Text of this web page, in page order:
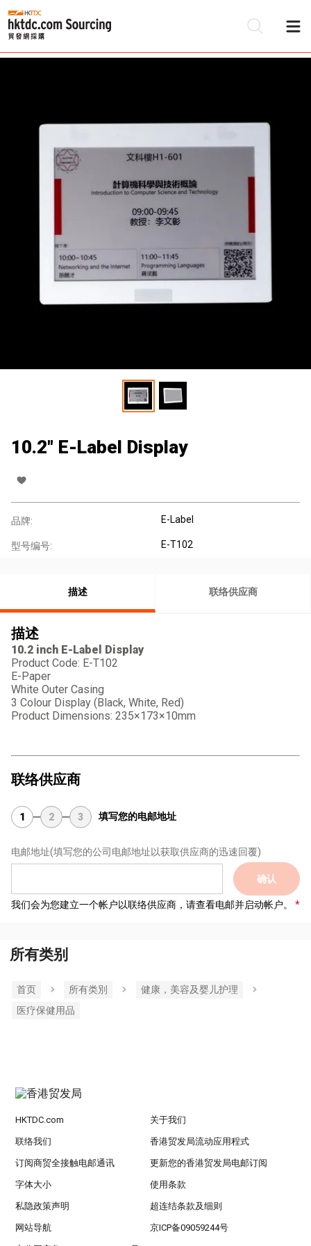
10.2" E-Label Display
品牌: E-Label
型号编号: E-T102
描述 联络供应商
描述
10.2 inch E-Label Display
Product Code: E-T102
E-Paper
White Outer Casing
3 Colour Display (Black, White, Red)
Product Dimensions: 235×173×10mm
联络供应商
1 2 3 填写您的电邮地址
电邮地址(填写您的公司电邮地址以获取供应商的迅速回覆)
确认
我们会为您建立一个帐户以联络供应商，请查看电邮并启动帐户。
所有类别
首页 所有类別
健康，美容及婴儿护理
医疗保健用品
HKTDC.com 关于我们
联络我们 香港贸发局流动应用程式
订阅商贸全接触电邮通讯 更新您的香港贸发局电邮订阅
字体大小 使用条款
私隐政策声明 超连结条款及细则
网站导航 京ICP备09059244号